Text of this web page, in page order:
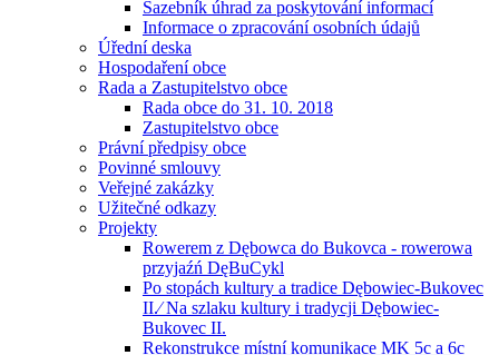
Sazebník úhrad za poskytování informací
Informace o zpracování osobních údajů
Úřední deska
Hospodaření obce
Rada a Zastupitelstvo obce
Rada obce do 31. 10. 2018
Zastupitelstvo obce
Právní předpisy obce
Povinné smlouvy
Veřejné zakázky
Užitečné odkazy
Projekty
Rowerem z Dębowca do Bukovca - rowerowa
przyjaźń DęBuCykl
Po stopách kultury a tradice Dębowiec-Bukovec
II.⁄ Na szlaku kultury i tradycji Dębowiec-
Bukovec II.
Rekonstrukce místní komunikace MK 5c a 6c